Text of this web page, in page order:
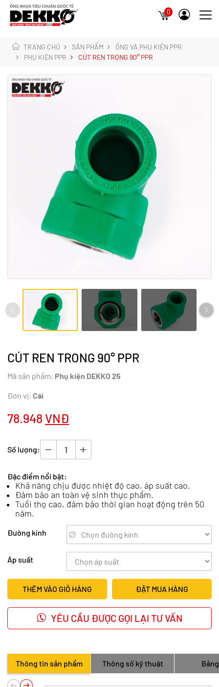
0
TRANG CHỦ SẢN PHẨM
ỐNG VÀ PHỤ KIỆN PPR
PHỤ KIỆN PPR
CÚT REN TRONG 90° PPR
CÚT REN TRONG 90° PPR
Mã sản phẩm: Phụ kiện DEKKO 25
Đơn vị: Cái
78.948 VNĐ
Số lượng:
Đặc điểm nổi bật:
Khả năng chịu được nhiệt độ cao, áp suất cao.
Đảm bảo an toàn vệ sinh thực phẩm.
Tuổi thọ cao, đảm bảo thời gian hoạt động trên 50
năm.
Đường kính
Áp suất
THÊM VÀO GIỎ HÀNG ĐẶT MUA HÀNG
YÊU CẦU ĐƯỢC GỌI LẠI TƯ VẤN
Thông tin sản phẩm Thông số kỹ thuật